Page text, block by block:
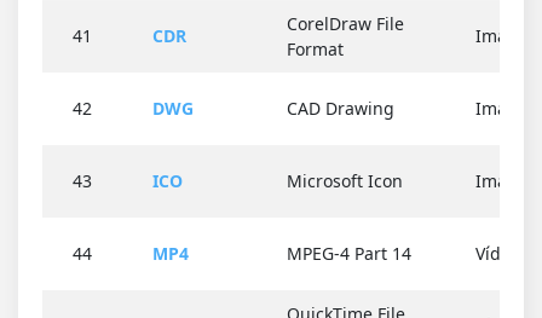
41 CDR
CorelDraw File
Format
Imagen
42 DWG CAD Drawing Imagen
43 ICO Microsoft Icon Imagen
44 MP4 MPEG-4 Part 14 Vídeo